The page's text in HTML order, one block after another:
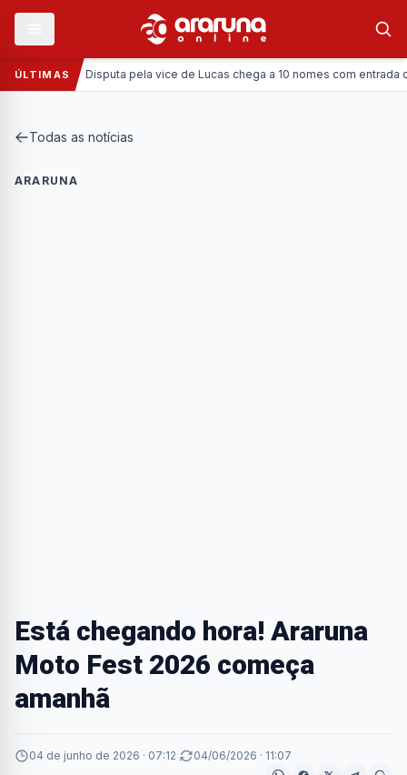
ÚLTIMAS
Política:Disputa pela vice de Lucas chega a 10 nomes com entrada da
Todas as notícias
ARARUNA
Está chegando hora! Araruna
Moto Fest 2026 começa
amanhã
04 de junho de 2026 · 07:12· 04/06/2026 · 11:07